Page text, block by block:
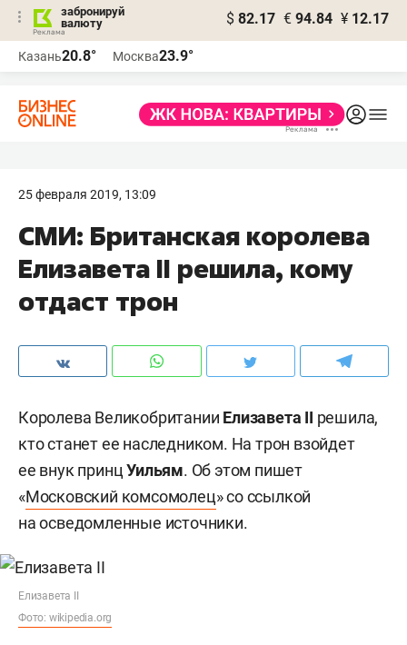
забронируй
валюту
$ 82.17 € 94.84 ¥ 12.17
Казань20.8° Москва23.9°
25 февраля 2019, 13:09
​СМИ: Британская королева
Елизавета II решила, кому
отдаст трон
Королева Великобритании Елизавета II решила,
кто станет ее наследником. На трон взойдет
ее внук принцУильям. Об этом пишет
«Московский комсомолец» со ссылкой
на осведомленные источники.
Елизавета II
Фото: wikipedia.org